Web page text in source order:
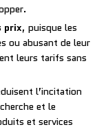
prix, puisque les
ou abusant de leur
leurs tarifs sans
l’incitation
et le
et services